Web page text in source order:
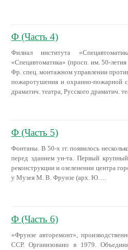
Ф (Часть 4)
Филиал института
«Спецавтоматика» (просп. им. 50-
Фр. спец. монтажном управлении
пожаротушения и охранно-пожарной
драматич. театра, Русского драматич.
Ф (Часть 5)
Фонтаны. В 50-х гг. появилось
перед зданием ун-та. Первый
реконструкции и озеленении центра
у Музея М. В. Фрунзе (арх. Ю….
Ф (Часть 6)
«Фрунзе авторемонт»,
ССР. Организовано в 1979.